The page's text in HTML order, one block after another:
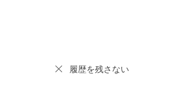
履歴を残さない